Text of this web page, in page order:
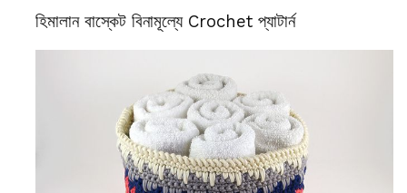
হিমালান বাস্কেট বিনামূল্যে Crochet প্যাটার্ন